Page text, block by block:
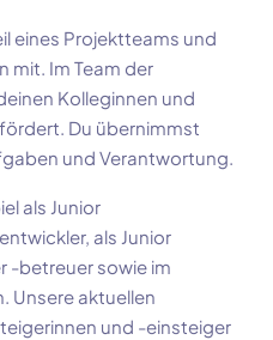
eines Projektteams und
mit. Im Team der
Kolleginnen und
Du übernimmst
und Verantwortung.
als Junior
als Junior
-betreuer sowie im
Unsere aktuellen
und -einsteiger